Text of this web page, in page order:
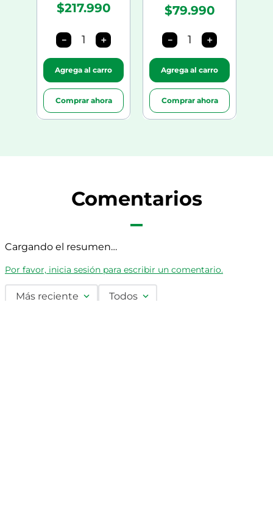
$217.990
＋
－
Agrega al carro
Comprar ahora
$79.990
＋
－
Agrega al carro
Comprar ahora
Comentarios
Cargando el resumen…
Por favor, inicia sesión para escribir un comentario.
Más reciente Todos